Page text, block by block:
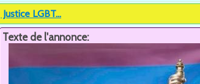
Justice LGBT...
Texte de l'annonce: